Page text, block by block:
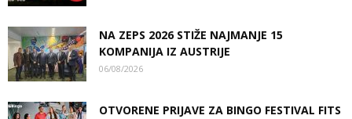
NA ZEPS 2026 STIŽE NAJMANJE 15
KOMPANIJA IZ AUSTRIJE
06/08/2026
OTVORENE PRIJAVE ZA BINGO FESTIVAL FITS